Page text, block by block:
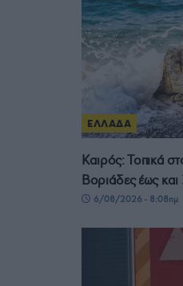
ΕΛΛΑΔΑ
Καιρός: Τοπικά
Βοριάδες έως
6/08/2026 - 8:08πμ